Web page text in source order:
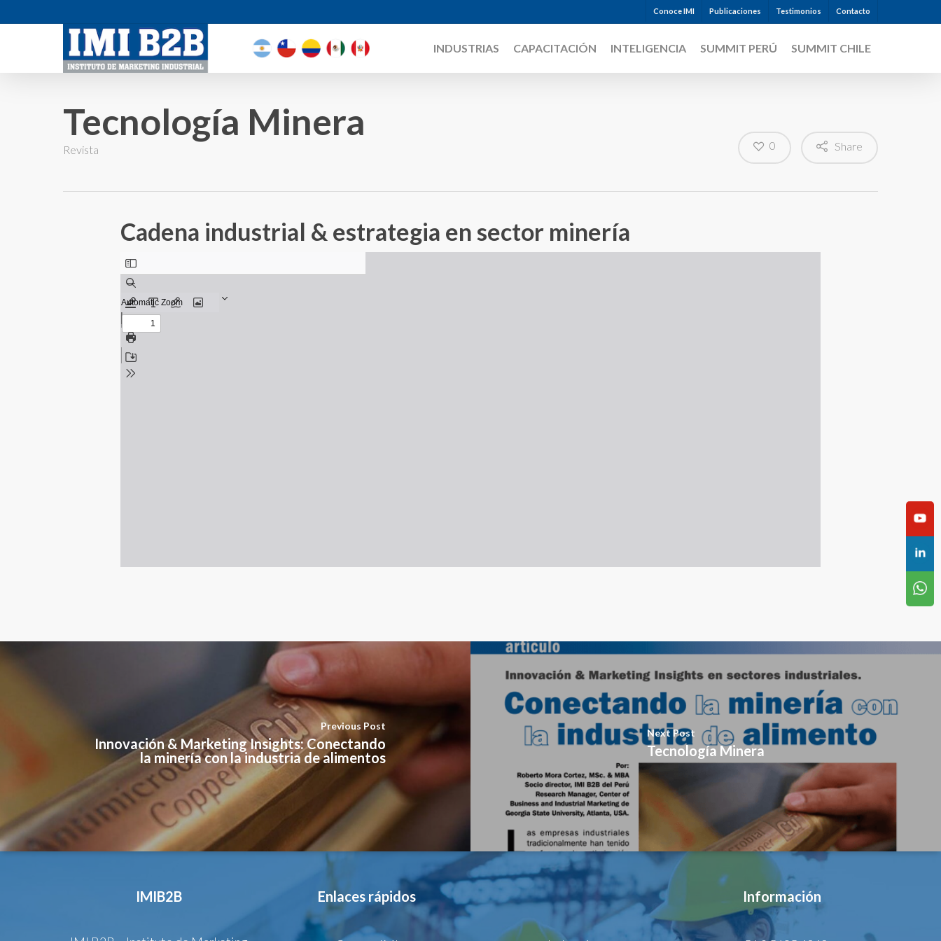
Conoce IMI Publicaciones Testimonios Contacto
INDUSTRIAS CAPACITACIÓN INTELIGENCIA SUMMIT PERÚ SUMMIT CHILE
Tecnología Minera
Revista Share
0
Cadena industrial & estrategia en sector minería
Previous Post
Innovación & Marketing Insights: Conectando
la minería con la industria de alimentos
Next Post
Tecnología Minera
IMIB2B Enlaces rápidos Información